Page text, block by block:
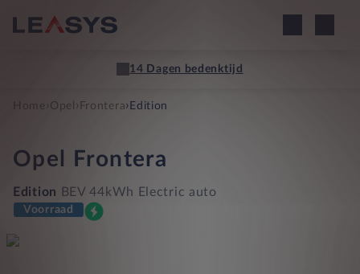
14 Dagen bedenktijd
Home › Opel › Frontera› Edition
Opel Frontera
Edition BEV 44kWh Electric auto
Voorraad